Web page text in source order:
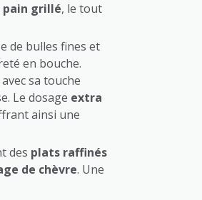
pain grillé, le tout
de bulles fines et
en bouche.
sa touche
Le dosage extra
ainsi une
des plats raffinés
de chèvre. Une